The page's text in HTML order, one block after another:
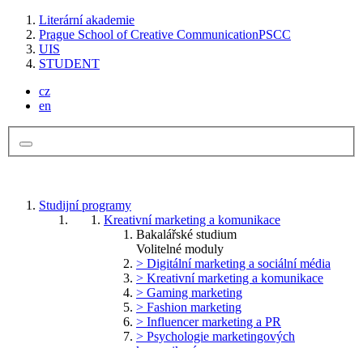
Literární akademie
Prague School of Creative CommunicationPSCC
UIS
STUDENT
cz
en
Studijní programy
Kreativní marketing a komunikace
Bakalářské studium
Volitelné moduly
> Digitální marketing a sociální média
> Kreativní marketing a komunikace
> Gaming marketing
> Fashion marketing
> Influencer marketing a PR
> Psychologie marketingových